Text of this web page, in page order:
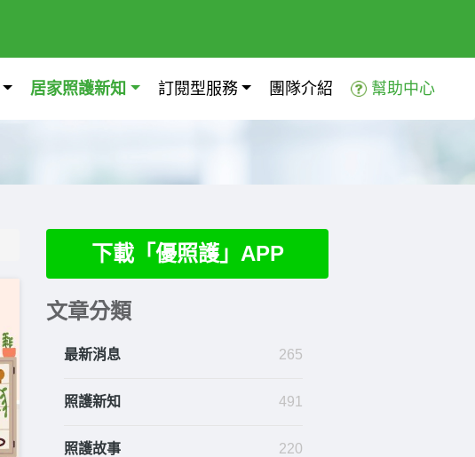
居家照護新知 訂閱型服務 團隊介紹 幫助中心
下載「優照護」APP
文章分類
最新消息 265
照護新知 491
照護故事 220